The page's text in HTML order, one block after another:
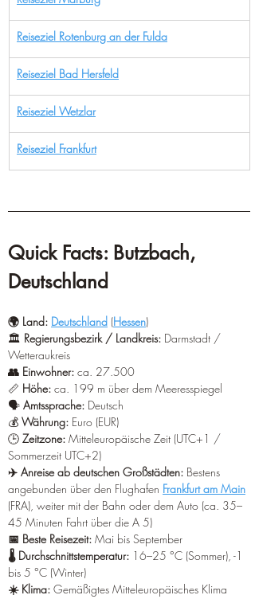
Reiseziel Rotenburg an der Fulda
Reiseziel Bad Hersfeld
Reiseziel Wetzlar
Reiseziel Frankfurt
Quick Facts: Butzbach,
Deutschland
🌍 Land: Deutschland (Hessen)
🏛️ Regierungsbezirk / Landkreis: Darmstadt /
Wetteraukreis
👥 Einwohner: ca. 27.500
📏 Höhe: ca. 199 m über dem Meeresspiegel
🗣️ Amtssprache: Deutsch
💰 Währung: Euro (EUR)
🕒 Zeitzone: Mitteleuropäische Zeit (UTC+1 /
Sommerzeit UTC+2)
✈️ Anreise ab deutschen Großstädten: Bestens
angebunden über den Flughafen Frankfurt am Main
(FRA), weiter mit der Bahn oder dem Auto (ca. 35–
45 Minuten Fahrt über die A 5)
📅 Beste Reisezeit: Mai bis September
🌡️ Durchschnittstemperatur: 16–25 °C (Sommer), -1
bis 5 °C (Winter)
☀️ Klima: Gemäßigtes Mitteleuropäisches Klima